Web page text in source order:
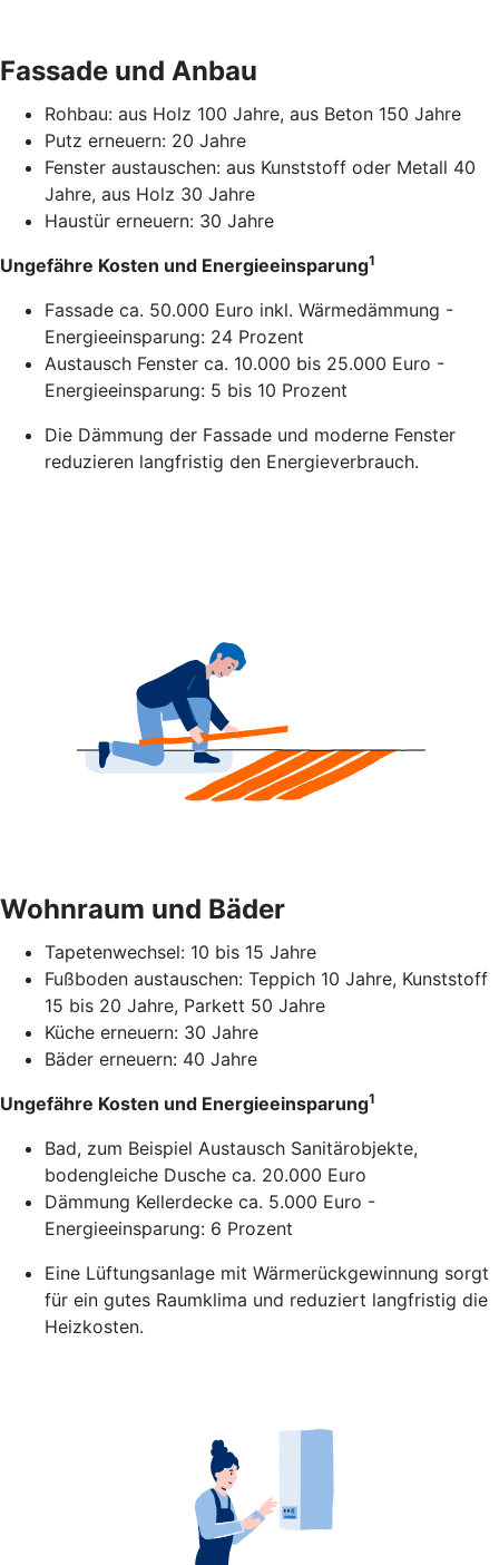
Fassade und Anbau
Rohbau: aus Holz 100 Jahre, aus Beton 150 Jahre
Putz erneuern: 20 Jahre
Fenster austauschen: aus Kunststoff oder Metall 40
Jahre, aus Holz 30 Jahre
Haustür erneuern: 30 Jahre
Ungefähre Kosten und Energieeinsparung1
Fassade ca. 50.000 Euro inkl. Wärmedämmung -
Energieeinsparung: 24 Prozent
Austausch Fenster ca. 10.000 bis 25.000 Euro -
Energieeinsparung: 5 bis 10 Prozent
Die Dämmung der Fassade und moderne Fenster
reduzieren langfristig den Energieverbrauch.
Wohnraum und Bäder
Tapetenwechsel: 10 bis 15 Jahre
Fußboden austauschen: Teppich 10 Jahre, Kunststoff
15 bis 20 Jahre, Parkett 50 Jahre
Küche erneuern: 30 Jahre
Bäder erneuern: 40 Jahre
Ungefähre Kosten und Energieeinsparung1
Bad, zum Beispiel Austausch Sanitärobjekte,
bodengleiche Dusche ca. 20.000 Euro
Dämmung Kellerdecke ca. 5.000 Euro -
Energieeinsparung: 6 Prozent
Eine Lüftungsanlage mit Wärmerückgewinnung sorgt
für ein gutes Raumklima und reduziert langfristig die
Heizkosten.